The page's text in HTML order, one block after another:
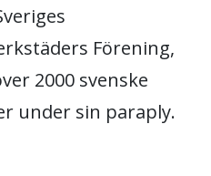
Förening,
2000 svenske
under sin paraply.